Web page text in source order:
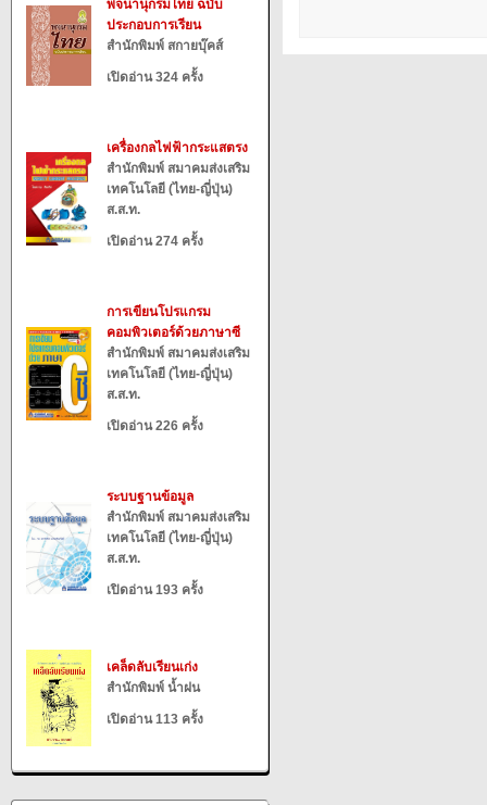
พจนานุกรมไทย ฉบับ
ประกอบการเรียน
สำนักพิมพ์ สกายบุ๊คส์
เปิดอ่าน 324 ครั้ง
เครื่องกลไฟฟ้ากระแสตรง
สำนักพิมพ์ สมาคมส่งเสริม
เทคโนโลยี (ไทย-ญี่ปุ่น)
ส.ส.ท.
เปิดอ่าน 274 ครั้ง
การเขียนโปรแกรม
คอมพิวเตอร์ด้วยภาษาซี
สำนักพิมพ์ สมาคมส่งเสริม
เทคโนโลยี (ไทย-ญี่ปุ่น)
ส.ส.ท.
เปิดอ่าน 226 ครั้ง
ระบบฐานข้อมูล
สำนักพิมพ์ สมาคมส่งเสริม
เทคโนโลยี (ไทย-ญี่ปุ่น)
ส.ส.ท.
เปิดอ่าน 193 ครั้ง
เคล็ดลับเรียนเก่ง
สำนักพิมพ์ น้ำฝน
เปิดอ่าน 113 ครั้ง